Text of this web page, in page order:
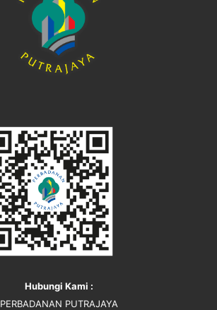
Hubungi Kami :
PERBADANAN PUTRAJAYA